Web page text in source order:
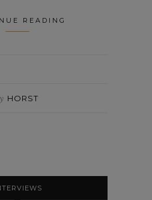
READING
HORST